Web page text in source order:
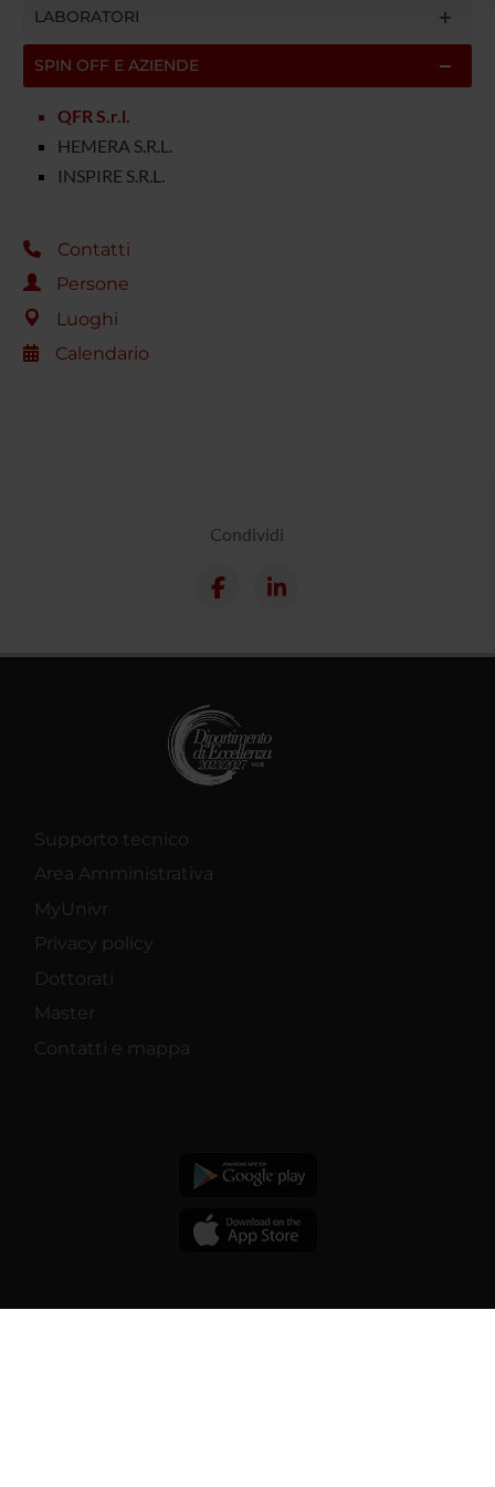
raccolto dal tuo utilizzo dei loro servizi.
LABORATORI
SPIN OFF E AZIENDE
QFR S.r.l.
HEMERA S.R.L.
INSPIRE S.R.L.
Contatti
Persone
Luoghi
Calendario
Condividi
Supporto tecnico
Area Amministrativa
MyUnivr
Privacy policy
Dottorati
Master
Contatti e mappa